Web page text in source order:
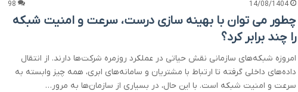
14/08/1404
98
چطور می توان با بهینه سازی درست، سرعت و امنیت شبکه
را چند برابر کرد؟
امروزه شبکه‌های سازمانی نقش حیاتی در عملکرد روزمره شرکت‌ها دارند. از انتقال
داده‌های داخلی گرفته تا ارتباط با مشتریان و سامانه‌های ابری، همه چیز وابسته به
سرعت و امنیت شبکه است. با این حال، در بسیاری از سازمان‌ها به مرور…